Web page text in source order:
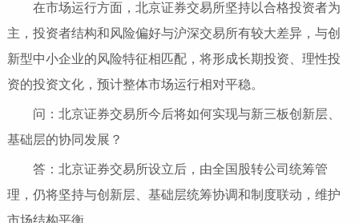
在市场运行方面，北京证券交易所坚持以合格投资者为
主，投资者结构和风险偏好与沪深交易所有较大差异，与创
新型中小企业的风险特征相匹配，将形成长期投资、理性投
资的投资文化，预计整体市场运行相对平稳。
问：北京证券交易所今后将如何实现与新三板创新层、
基础层的协同发展？
答：北京证券交易所设立后，由全国股转公司统筹管
理，仍将坚持与创新层、基础层统筹协调和制度联动，维护